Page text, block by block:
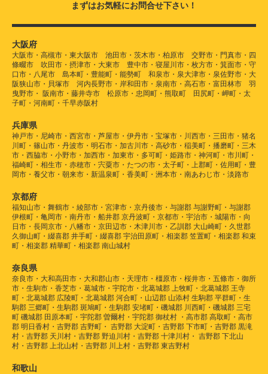
まずはお気軽にお問合せ下さい！
大阪府
大阪市・高槻市・東大阪市 池田市・茨木市・柏原市 交野市・門真市・四
條畷市 吹田市・摂津市・大東市 豊中市・寝屋川市・枚方市・箕面市・守
口市・八尾市 島本町・豊能町・能勢町 和泉市・泉大津市・泉佐野市・大
阪狭山市・貝塚市 河内長野市・岸和田市・泉南市・高石市・富田林市 羽
曳野市・ 阪南市・藤井寺市 松原市・忠岡町・熊取町 田尻町・岬町・太
子町・河南町・千早赤阪村
兵庫県
神戸市・尼崎市・西宮市・芦屋市・伊丹市・宝塚市・川西市・三田市・猪名
川町・篠山市・丹波市・明石市・加古川市・高砂市・稲美町・播磨町・三木
市・西脇市・小野市・加西市・加東市・多可町・姫路市・神河町・市川町・
福崎町・相生市・赤穂市・宍粟市・たつの市・太子町・上郡町・佐用町・豊
岡市・養父市・朝来市・新温泉町・香美町・洲本市・南あわじ市・淡路市
京都府
福知山市・舞鶴市・綾部市・宮津市・京丹後市・与謝郡 与謝野町・与謝郡
伊根町・亀岡市・南丹市・船井郡 京丹波町・京都市・宇治市・城陽市・向
日市・長岡京市・八幡市・京田辺市・木津川市・乙訓郡 大山崎町・久世郡
久御山町・綴喜郡 井手町・綴喜郡 宇治田原町・相楽郡 笠置町・相楽郡 和束
町・相楽郡 精華町・相楽郡 南山城村
奈良県
奈良市・大和高田市・大和郡山市・天理市・橿原市・桜井市・五條市・御所
市・生駒市・香芝市・葛城市・宇陀市・北葛城郡 上牧町・北葛城郡 王寺
町・北葛城郡 広陵町・北葛城郡 河合町・山辺郡 山添村 生駒郡 平群町・生
駒郡 三郷町・生駒郡 斑鳩町・生駒郡 安堵町・磯城郡 川西町・磯城郡 三宅
町 磯城郡 田原本町・宇陀郡 曽爾村・宇陀郡 御杖村 ・高市郡 高取町・高市
郡 明日香村・吉野郡 吉野町・ 吉野郡 大淀町・吉野郡 下市町・吉野郡 黒滝
村・吉野郡 天川村・吉野郡 野迫川村・吉野郡 十津川村・ 吉野郡 下北山
村・吉野郡 上北山村・吉野郡 川上村・吉野郡 東吉野村
和歌山